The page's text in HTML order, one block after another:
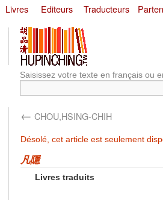
Livres Editeurs Traducteurs
Saisissez votre texte en français ou
← CHOU,HSING-CHIH
Désolé, cet article est seulement
凡隱
Livres traduits